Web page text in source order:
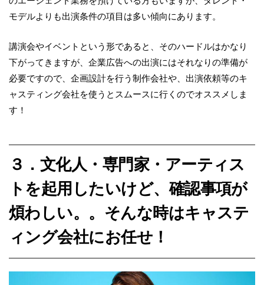
モデルよりも出演条件の項目は多い傾向にあります。
講演会やイベントという形であると、そのハードルはかなり
下がってきますが、企業広告への出演にはそれなりの準備が
必要ですので、企画設計を行う制作会社や、出演依頼等のキ
ャスティング会社を使うと スムースに行くのでオススメしま
す！
３．文化人・専門家・アーティス
トを起用したいけど、確認事項が
煩わしい。。そんな時はキャステ
ィング会社にお任せ！